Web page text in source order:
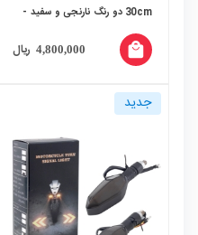
30cm دو رنگ نارنجی و سفید -
جفت
4,800,000 ریال local_mall
جدید